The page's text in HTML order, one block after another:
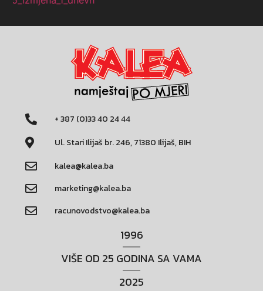
+ 387 (0)33 40 24 44
Ul. Stari Ilijaš br. 246, 71380 Ilijaš, BIH
kalea@kalea.ba
marketing@kalea.ba
racunovodstvo@kalea.ba
1996
VIŠE OD 25 GODINA SA VAMA
2025